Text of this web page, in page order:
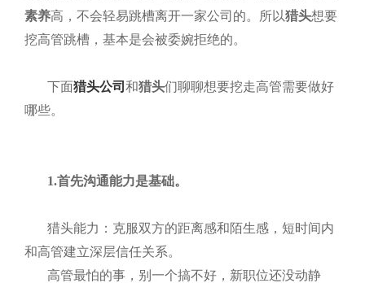
素养高，不会轻易跳槽离开一家公司的。所以猎头想要
挖高管跳槽，基本是会被委婉拒绝的。
下面猎头公司 和猎头们聊聊想要挖走高管需要做好
哪些。
1.首先沟通能力是基础。
猎头能力：克服双方的距离感和陌生感，短时间内
和高管建立深层信任关系。
高管最怕的事，别一个搞不好，新职位还没动静